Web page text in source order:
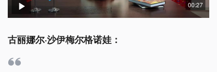
00:27
古丽娜尔·沙伊梅尔格诺娃：